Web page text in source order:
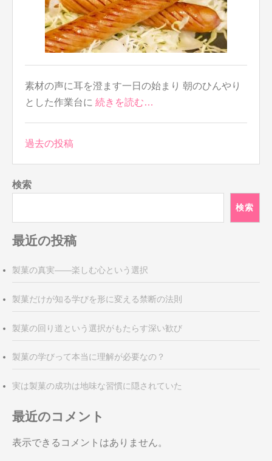
素材の声に耳を澄ます一日の始まり 朝のひんやり
とした作業台に 続きを読む…
投
ビ
シ
ョ
ン
過去の投稿
検索
検索
最近の投稿
製菓の真実――楽しむ心という選択
製菓だけが知る学びを形に変える禁断の法則
製菓の回り道という選択がもたらす深い歓び
製菓の学びって本当に理解が必要なの？
実は製菓の成功は地味な習慣に隠されていた
最近のコメント
表示できるコメントはありません。